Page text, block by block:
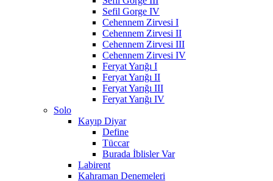
Sefil Gorge IV
Cehennem Zirvesi I
Cehennem Zirvesi II
Cehennem Zirvesi III
Cehennem Zirvesi IV
Feryat Yarığı I
Feryat Yarığı II
Feryat Yarığı III
Feryat Yarığı IV
Solo
Kayıp Diyar
Define
Tüccar
Burada İblisler Var
Labirent
Kahraman Denemeleri